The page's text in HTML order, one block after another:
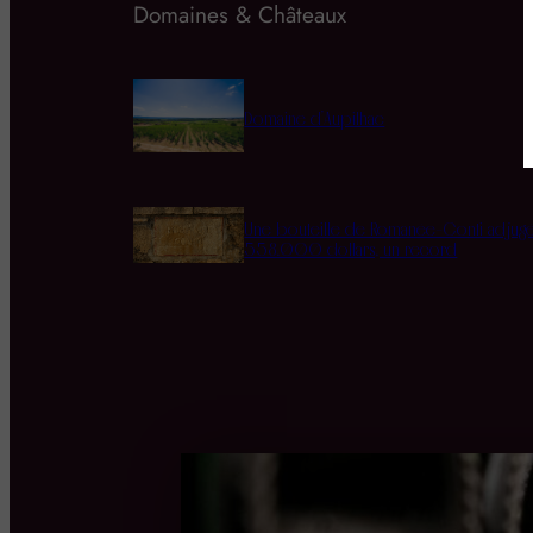
Domaines & Châteaux
Domaine d’Aupilhac
Une bouteille de Romanée-Conti
558.000 dollars, un record